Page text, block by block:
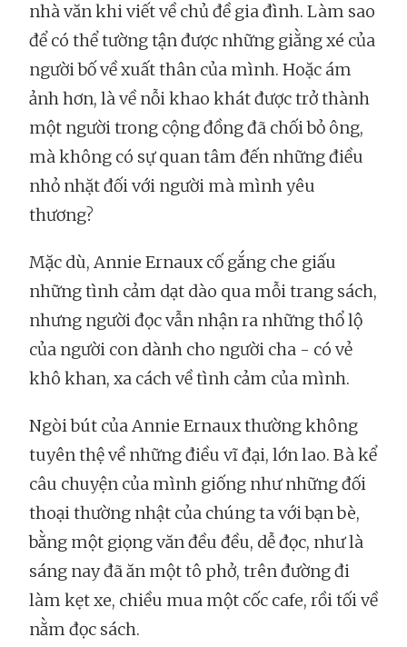
nhà văn khi viết về chủ đề gia đình. Làm sao
để có thể tường tận được những giằng xé của
người bố về xuất thân của mình. Hoặc ám
ảnh hơn, là về nỗi khao khát được trở thành
một người trong cộng đồng đã chối bỏ ông,
mà không có sự quan tâm đến những điều
nhỏ nhặt đối với người mà mình yêu
thương?
Mặc dù, Annie Ernaux cố gắng che giấu
những tình cảm dạt dào qua mỗi trang sách,
nhưng người đọc vẫn nhận ra những thổ lộ
của người con dành cho người cha - có vẻ
khô khan, xa cách về tình cảm của mình.
Ngòi bút của Annie Ernaux thường không
tuyên thệ về những điều vĩ đại, lớn lao. Bà kể
câu chuyện của mình giống như những đối
thoại thường nhật của chúng ta với bạn bè,
bằng một giọng văn đều đều, dễ đọc, như là
sáng nay đã ăn một tô phở, trên đường đi
làm kẹt xe, chiều mua một cốc cafe, rồi tối về
nằm đọc sách.